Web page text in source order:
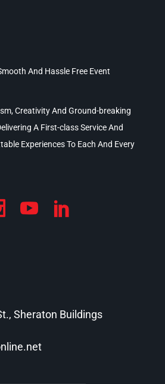
And Hassle Free Event
Creativity And Ground-breaking
A First-class Service And
Experiences To Each And Every
Sheraton Buildings